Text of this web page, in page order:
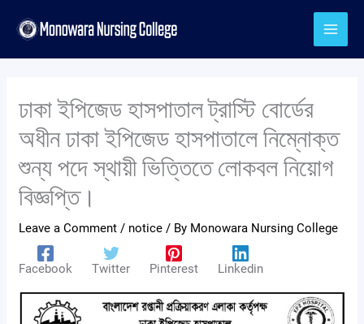
ঢাকা ইপিজেড হাসপাতাল ট্রাস্টি বোর্ডের
অধীন ঢাকা ইপিজেড হাসপাতালে নিম্নোক্ত
শুন্য পদে স্থায়ী ভিত্তিতে লোকবল নিয়োগ
বিজ্ঞপ্তি।
Leave a Comment / notice / By Monowara Nursing College
Facebook Twitter Pinterest Linkedin